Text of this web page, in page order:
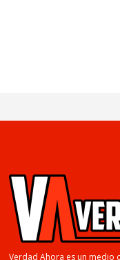
Verdad Ahora es un medio